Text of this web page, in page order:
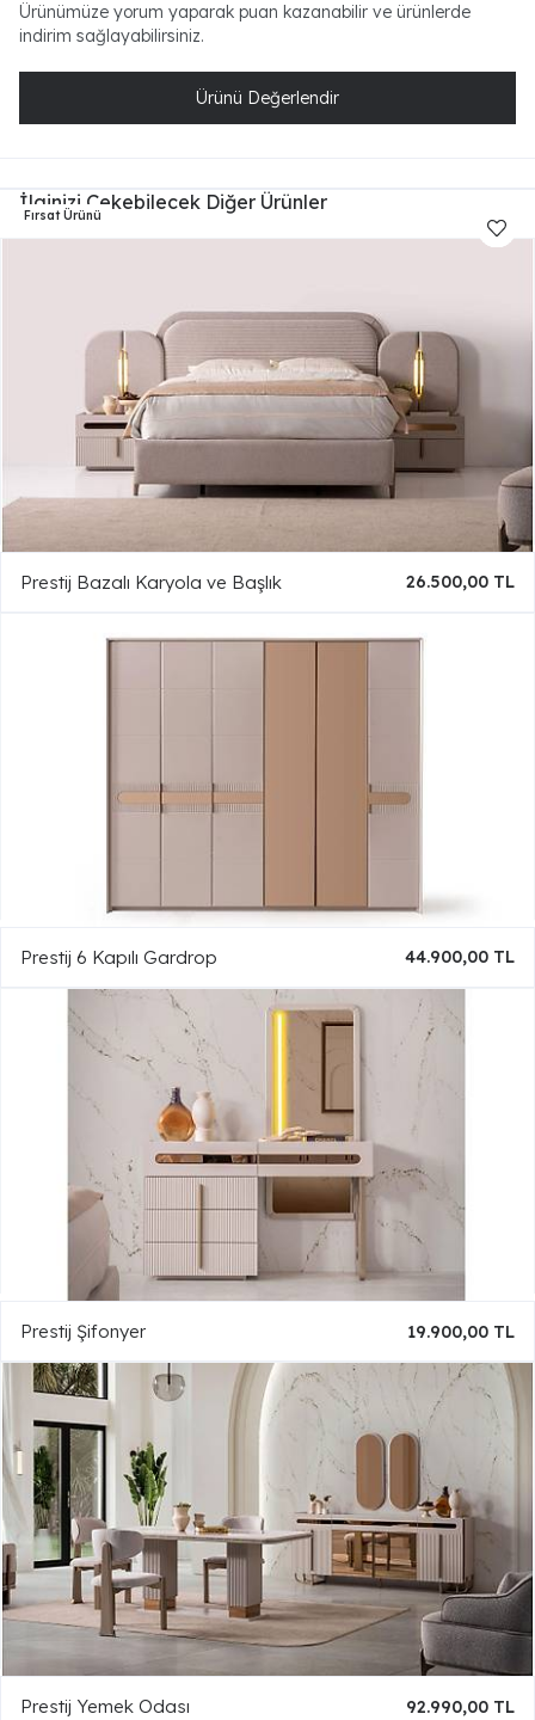
Ürünümüze yorum yaparak puan kazanabilir ve ürünlerde
indirim sağlayabilirsiniz.
Ürünü Değerlendir
İlginizi Çekebilecek Diğer Ürünler
Prestij Bazalı Karyola ve Başlık 26.500,00 TL
Prestij 6 Kapılı Gardrop 44.900,00 TL
Prestij Şifonyer 19.900,00 TL
Prestij Yemek Odası 92.990,00 TL